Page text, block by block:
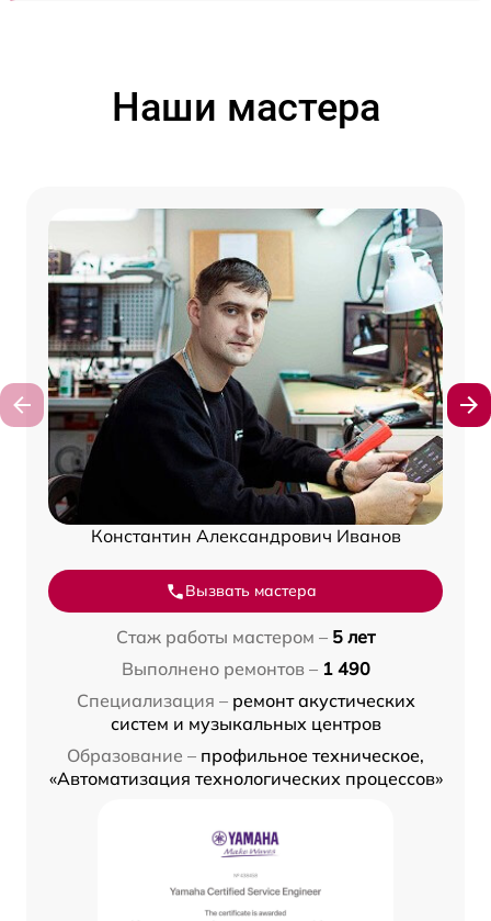
Наши мастера
Константин Александрович Иванов
Вызвать мастера
Стаж работы мастером – 5 лет
Выполнено ремонтов – 1 490
Специализация – ремонт акустических
систем и музыкальных центров
Образование – профильное техническое,
«Автоматизация технологических процессов»